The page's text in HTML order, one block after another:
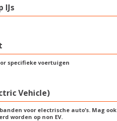
IJs
specifieke voertuigen
Vehicle)
voor electrische auto’s. Mag ook
worden op non EV.